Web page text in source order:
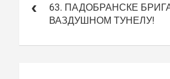
63. ПАДОБРАНСКЕ
ВАЗДУШНОМ ТУНЕЛУ!